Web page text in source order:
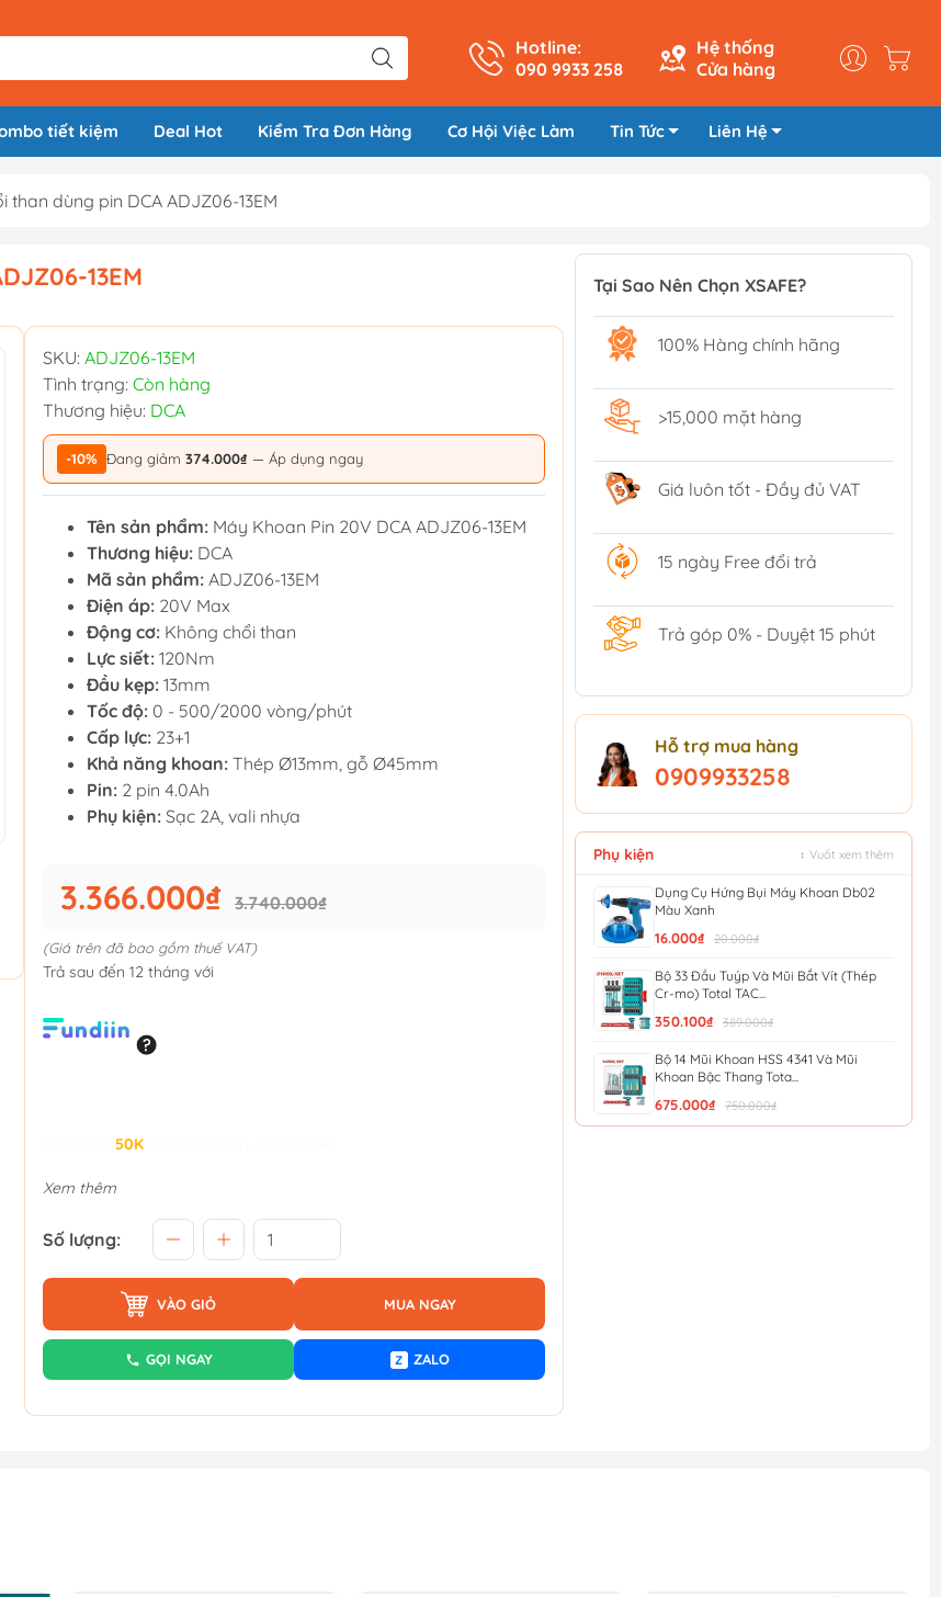
Hotline:
090 9933 258
Hệ thống
Cửa hàng
tiết kiệm Deal Hot Kiểm Tra Đơn Hàng Cơ Hội Việc Làm Tin Tức Liên Hệ
dùng pin DCA ADJZ06-13EM
13EM
SKU: ADJZ06-13EM
Tình trạng: Còn hàng
Thương hiệu: DCA
-10% Đang giảm 374.000₫ — Áp dụng ngay
Tên sản phẩm: Máy Khoan Pin 20V DCA ADJZ06-13EM
Thương hiệu: DCA
Mã sản phẩm: ADJZ06-13EM
Điện áp: 20V Max
Động cơ: Không chổi than
Lực siết: 120Nm
Đầu kẹp: 13mm
Tốc độ: 0 - 500/2000 vòng/phút
Cấp lực: 23+1
Khả năng khoan: Thép Ø13mm, gỗ Ø45mm
Pin: 2 pin 4.0Ah
Phụ kiện: Sạc 2A, vali nhựa
3.366.000₫ 3.740.000₫
(Giá trên đã bao gồm thuế VAT)
Trả sau đến 12 tháng với
50K
Xem thêm
Số lượng:
VÀO GIỎ MUA NGAY
GỌI NGAY Z ZALO
Tại Sao Nên Chọn XSAFE?
100% Hàng chính hãng
>15,000 mặt hàng
Giá luôn tốt - Đầy đủ VAT
15 ngày Free đổi trả
Trả góp 0% - Duyệt 15 phút
Hỗ trợ mua hàng
0909933258
Phụ kiện ↕ Vuốt xem thêm
Dụng Cụ Hứng Bụi Máy Khoan Db02
Màu Xanh
16.000₫ 20.000₫
Bộ 33 Đầu Tuýp Và Mũi Bắt Vít (Thép
Cr-mo) Total TAC...
350.100₫ 389.000₫
Bộ 14 Mũi Khoan HSS 4341 Và Mũi
Khoan Bậc Thang Tota...
675.000₫ 750.000₫